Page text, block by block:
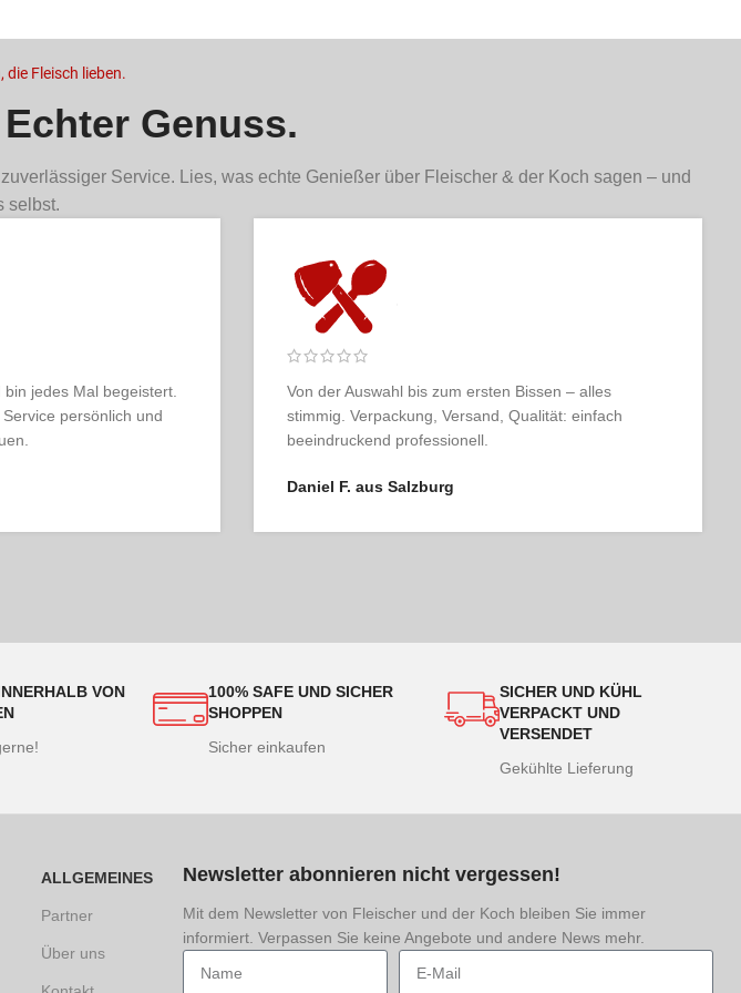
die Fleisch lieben.
Genuss.
Service. Lies, was echte Genießer über Fleischer & der Koch sagen – und
selbst.
Erlebnis gehabt: übersichtlicher
Ware, pünktliche Lieferung und
beim Auspacken.
Fleischer & der Koch ist für mich das Maß der Dinge.
Qualität, Service, Ästhetik – alles so, wie man es sich
als Genießer wünscht.
Karin T. aus Linz
VON
100% SAFE UND SICHER
SHOPPEN
Sicher einkaufen
SICHER UND KÜHL
VERPACKT UND
VERSENDET
Gekühlte Lieferung
ALLGEMEINES
Partner
Über uns
Newsletter abonnieren nicht vergessen!
Mit dem Newsletter von Fleischer und der Koch bleiben Sie immer
informiert. Verpassen Sie keine Angebote und andere News mehr.